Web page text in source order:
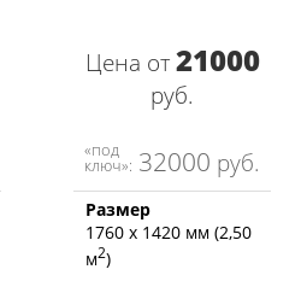
Цена от 21000
руб.
«под
ключ»: 32000 руб.
Размер
1760 х 1420 мм (2,50
м2)